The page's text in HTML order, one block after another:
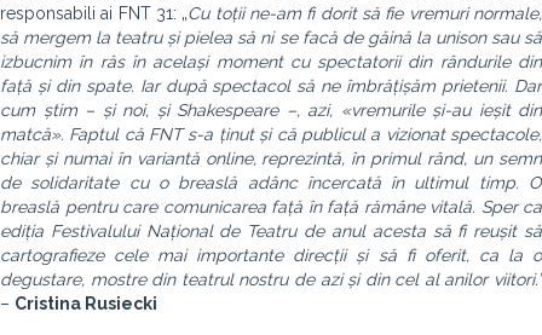
responsabili ai FNT 31: „Cu toții ne-am fi dorit să fie vremuri normale,
să mergem la teatru și pielea să ni se facă de găină la unison sau să
izbucnim în râs în același moment cu spectatorii din rândurile din
față și din spate. Iar după spectacol să ne îmbrățișăm prietenii. Dar
cum știm – și noi, și Shakespeare –, azi, «vremurile și-au ieșit din
matcă». Faptul că FNT s-a ținut și că publicul a vizionat spectacole,
chiar și numai în variantă online, reprezintă, în primul rând, un semn
de solidaritate cu o breaslă adânc încercată în ultimul timp. O
breaslă pentru care comunicarea față în față rămâne vitală. Sper ca
ediția Festivalului Național de Teatru de anul acesta să fi reușit să
cartografieze cele mai importante direcții și să fi oferit, ca la o
degustare, mostre din teatrul nostru de azi și din cel al anilor viitori.”
– Cristina Rusiecki